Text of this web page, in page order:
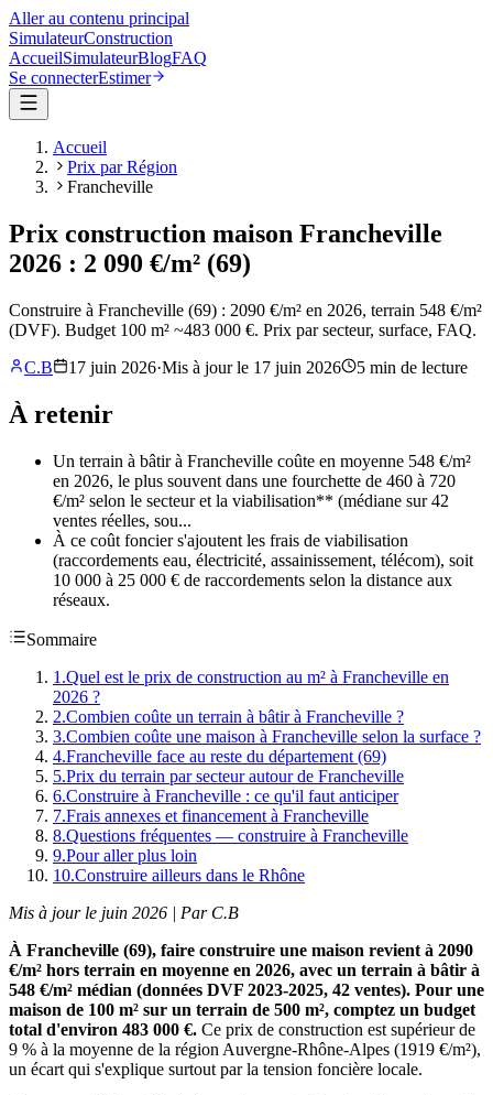
Aller au contenu principal
SimulateurConstruction
AccueilSimulateurBlogFAQ
Se connecterEstimer
Accueil
Prix par Région
Francheville
Prix construction maison Francheville
2026 : 2 090 €/m² (69)
Construire à Francheville (69) : 2090 €/m² en 2026, terrain 548 €/m²
(DVF). Budget 100 m² ~483 000 €. Prix par secteur, surface, FAQ.
C.B
17 juin 2026·Mis à jour le 17 juin 2026 5 min de lecture
À retenir
Un terrain à bâtir à Francheville coûte en moyenne 548 €/m²
en 2026, le plus souvent dans une fourchette de 460 à 720
€/m² selon le secteur et la viabilisation** (médiane sur 42
ventes réelles, sou...
À ce coût foncier s'ajoutent les frais de viabilisation
(raccordements eau, électricité, assainissement, télécom), soit
10 000 à 25 000 € de raccordements selon la distance aux
réseaux.
Sommaire
1 .Quel est le prix de construction au m² à Francheville en
2026 ?
2.Combien coûte un terrain à bâtir à Francheville ?
3.Combien coûte une maison à Francheville selon la surface ?
4.Francheville face au reste du département (69)
5.Prix du terrain par secteur autour de Francheville
6.Construire à Francheville : ce qu'il faut anticiper
7.Frais annexes et financement à Francheville
8.Questions fréquentes — construire à Francheville
9.Pour aller plus loin
10.Construire ailleurs dans le Rhône
Mis à jour le juin 2026 | Par C.B
À Francheville (69), faire construire une maison revient à 2090
€/m² hors terrain en moyenne en 2026, avec un terrain à bâtir à
548 €/m² médian (données DVF 2023-2025, 42 ventes). Pour une
maison de 100 m² sur un terrain de 500 m², comptez un budget
total d'environ 483 000 €. Ce prix de construction est supérieur de
9 % à la moyenne de la région Auvergne-Rhône-Alpes (1919 €/m²),
un écart qui s'explique surtout par la tension foncière locale.